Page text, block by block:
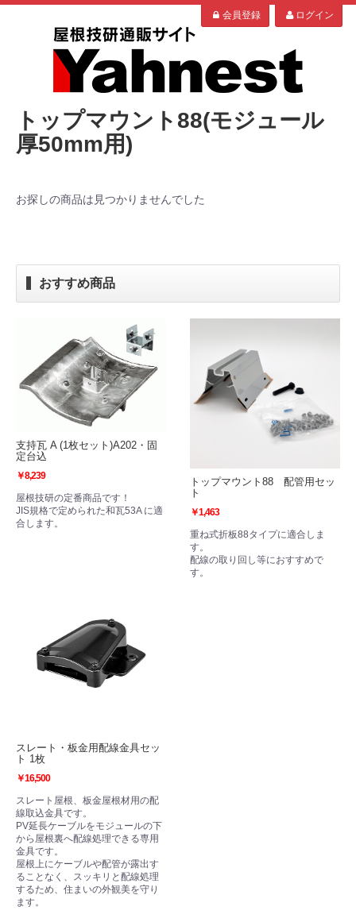
会員登録 ログイン
トップマウント88(モジュール
厚50mm用)
お探しの商品は見つかりませんでした
おすすめ商品
支持瓦 A (1枚セット)A202・固
定台込
￥8,239
屋根技研の定番商品です！
JIS規格で定められた和瓦53A に適
合します。
トップマウント88 配管用セッ
ト
￥1,463
重ね式折板88タイプに適合しま
す。
配線の取り回し等におすすめで
す。
スレート・板金用配線金具セッ
ト 1枚
￥16,500
スレート屋根、板金屋根材用の配
線取込金具です。
PV延長ケーブルをモジュールの下
から屋根裏へ配線処理できる専用
金具です。
屋根上にケーブルや配管が露出す
ることなく、スッキリと配線処理
するため、住まいの外観美を守り
ます。